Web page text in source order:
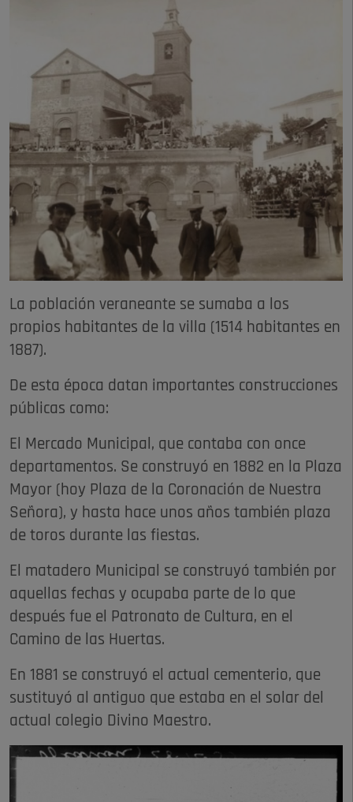
La población veraneante se sumaba a los
propios habitantes de la villa (1514 habitantes en
1887).
De esta época datan importantes construcciones
públicas como:
El Mercado Municipal, que contaba con once
departamentos. Se construyó en 1882 en la Plaza
Mayor (hoy Plaza de la Coronación de Nuestra
Señora), y hasta hace unos años también plaza
de toros durante las fiestas.
El matadero Municipal se construyó también por
aquellas fechas y ocupaba parte de lo que
después fue el Patronato de Cultura, en el
Camino de las Huertas.
En 1881 se construyó el actual cementerio, que
sustituyó al antiguo que estaba en el solar del
actual colegio Divino Maestro.